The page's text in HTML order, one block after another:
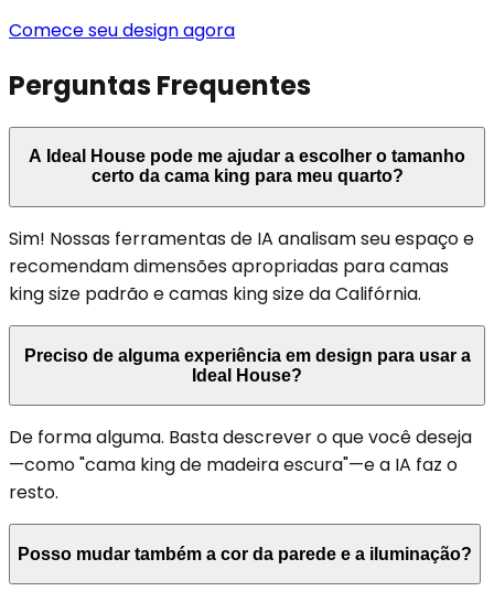
Comece seu design agora
Perguntas Frequentes
A Ideal House pode me ajudar a escolher o tamanho
certo da cama king para meu quarto?
Sim! Nossas ferramentas de IA analisam seu espaço e
recomendam dimensões apropriadas para camas
king size padrão e camas king size da Califórnia.
Preciso de alguma experiência em design para usar a
Ideal House?
De forma alguma. Basta descrever o que você deseja
—como "cama king de madeira escura"—e a IA faz o
resto.
Posso mudar também a cor da parede e a iluminação?